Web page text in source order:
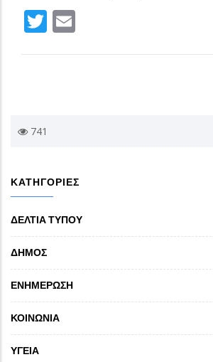
Twitter
741
ΚΑΤΗΓΟΡΙΕΣ
ΔΕΛΤΙΑ ΤΥΠΟΥ
ΔΗΜΟΣ
ΕΝΗΜΕΡΩΣΗ
ΚΟΙΝΩΝΙΑ
ΥΓΕΙΑ